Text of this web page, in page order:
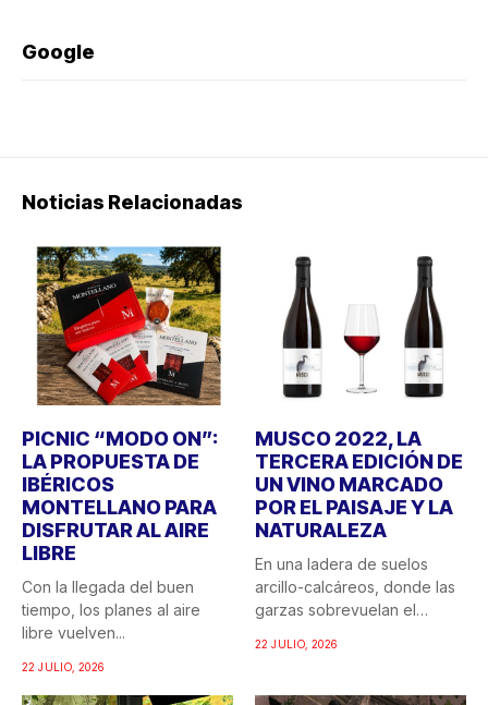
Google
Noticias Relacionadas
PICNIC “MODO ON”:
LA PROPUESTA DE
IBÉRICOS
MONTELLANO PARA
DISFRUTAR AL AIRE
LIBRE
Con la llegada del buen
tiempo, los planes al aire
libre vuelven...
22 JULIO, 2026
MUSCO 2022, LA
TERCERA EDICIÓN DE
UN VINO MARCADO
POR EL PAISAJE Y LA
NATURALEZA
En una ladera de suelos
arcillo-calcáreos, donde las
garzas sobrevuelan el
22 JULIO, 2026